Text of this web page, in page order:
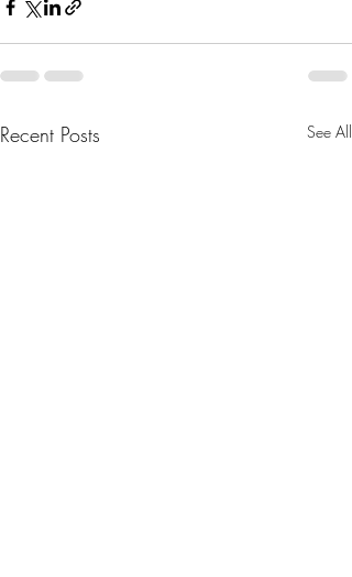
Recent Posts See All